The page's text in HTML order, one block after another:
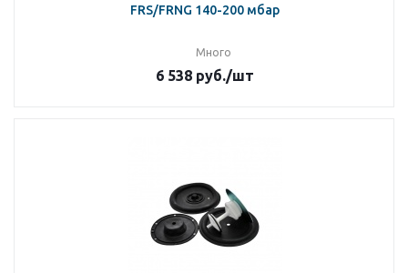
FRS/FRNG 140-200 мбар
Много
6 538руб./шт